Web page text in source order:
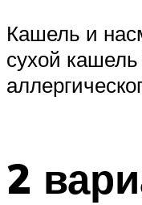
Кашель и
сухой
2